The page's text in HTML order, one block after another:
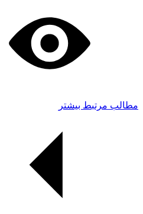
مطالب مرتبط بیشتر